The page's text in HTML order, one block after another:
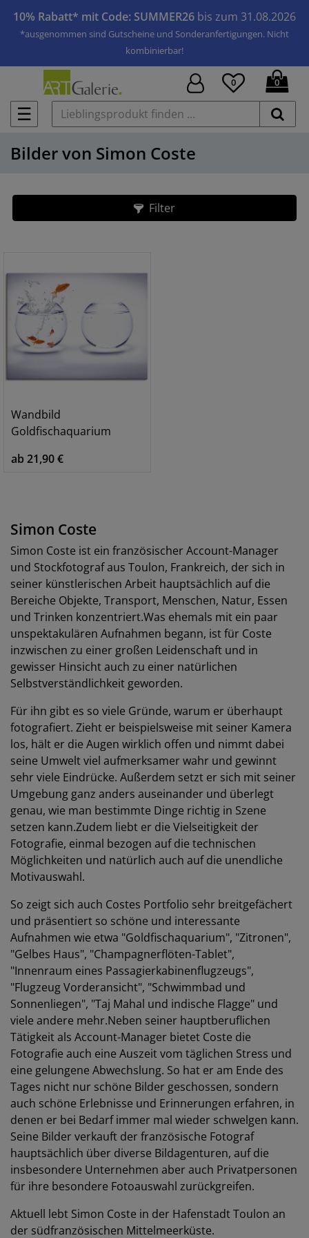
10% Rabatt* mit Code: SUMMER26 bis zum 31.08.2026
*ausgenommen sind Gutscheine und Sonderanfertigungen. Nicht
kombinierbar!
☰
0 0
Bilder von Simon Coste
Filter
Wandbild
Goldfischaquarium
ab 21,90 €
Simon Coste
Simon Coste ist ein französischer Account-Manager
und Stockfotograf aus Toulon, Frankreich, der sich in
seiner künstlerischen Arbeit hauptsächlich auf die
Bereiche Objekte, Transport, Menschen, Natur, Essen
und Trinken konzentriert.Was ehemals mit ein paar
unspektakulären Aufnahmen begann, ist für Coste
inzwischen zu einer großen Leidenschaft und in
gewisser Hinsicht auch zu einer natürlichen
Selbstverständlichkeit geworden.
Für ihn gibt es so viele Gründe, warum er überhaupt
fotografiert. Zieht er beispielsweise mit seiner Kamera
los, hält er die Augen wirklich offen und nimmt dabei
seine Umwelt viel aufmerksamer wahr und gewinnt
sehr viele Eindrücke. Außerdem setzt er sich mit seiner
Umgebung ganz anders auseinander und überlegt
genau, wie man bestimmte Dinge richtig in Szene
setzen kann.Zudem liebt er die Vielseitigkeit der
Fotografie, einmal bezogen auf die technischen
Möglichkeiten und natürlich auch auf die unendliche
Motivauswahl.
So zeigt sich auch Costes Portfolio sehr breitgefächert
und präsentiert so schöne und interessante
Aufnahmen wie etwa "Goldfischaquarium", "Zitronen",
"Gelbes Haus", "Champagnerflöten-Tablet",
"Innenraum eines Passagierkabinenflugzeugs",
"Flugzeug Vorderansicht", "Schwimmbad und
Sonnenliegen", "Taj Mahal und indische Flagge" und
viele andere mehr.Neben seiner hauptberuflichen
Tätigkeit als Account-Manager bietet Coste die
Fotografie auch eine Auszeit vom täglichen Stress und
eine gelungene Abwechslung. So hat er am Ende des
Tages nicht nur schöne Bilder geschossen, sondern
auch schöne Erlebnisse und Erinnerungen erfahren, in
denen er bei Bedarf immer mal wieder schwelgen kann.
Seine Bilder verkauft der französische Fotograf
hauptsächlich über diverse Bildagenturen, auf die
insbesondere Unternehmen aber auch Privatpersonen
für ihre besondere Fotoauswahl zurückgreifen.
Aktuell lebt Simon Coste in der Hafenstadt Toulon an
der südfranzösischen Mittelmeerküste.